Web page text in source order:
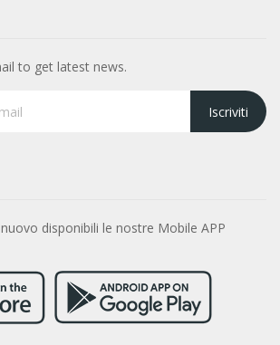
to get latest news.
Iscriviti
disponibili le nostre Mobile APP